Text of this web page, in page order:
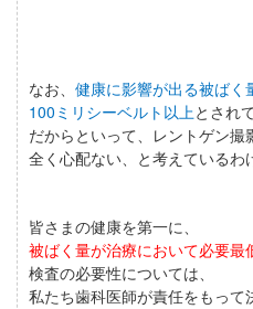
なお、健康に影響が出る被ばく
100ミリシーベルト以上とされ
だからといって、レントゲン撮
全く心配ない、と考えているわ
皆さまの健康を第一に、
被ばく量が治療において必要最
検査の必要性については、
私たち歯科医師が責任をもって